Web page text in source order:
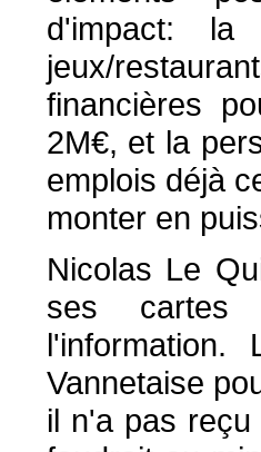
d'impact: la
jeux/
financières
2M€, et la
emplois déjà
monter en
Nicolas Le
ses cartes
Vannetaise
il n'a pas